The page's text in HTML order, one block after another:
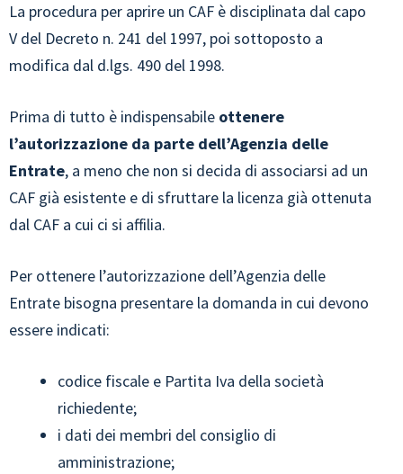
La procedura per aprire un CAF è disciplinata dal capo
V del Decreto n. 241 del 1997, poi sottoposto a
modifica dal d.lgs. 490 del 1998.
Prima di tutto è indispensabile ottenere
l’autorizzazione da parte dell’Agenzia delle
Entrate, a meno che non si decida di associarsi ad un
CAF già esistente e di sfruttare la licenza già ottenuta
dal CAF a cui ci si affilia.
Per ottenere l’autorizzazione dell’Agenzia delle
Entrate bisogna presentare la domanda in cui devono
essere indicati:
codice fiscale e Partita Iva della società
richiedente;
i dati dei membri del consiglio di
amministrazione;